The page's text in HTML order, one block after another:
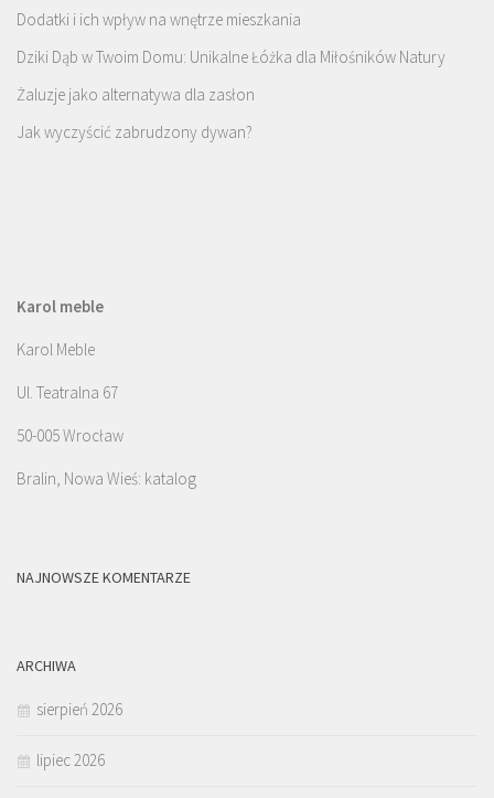
Dodatki i ich wpływ na wnętrze mieszkania
Dziki Dąb w Twoim Domu: Unikalne Łóżka dla Miłośników Natury
Żaluzje jako alternatywa dla zasłon
Jak wyczyścić zabrudzony dywan?
Karol meble
Karol Meble
Ul. Teatralna 67
50-005 Wrocław
Bralin, Nowa Wieś: katalog
NAJNOWSZE KOMENTARZE
ARCHIWA
sierpień 2026
lipiec 2026